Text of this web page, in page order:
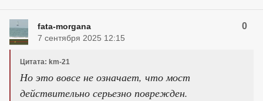
fata-morgana 0
7 сентября 2025 12:15
Цитата: km-21
Но это вовсе не означает, что мост
действительно серьезно поврежден.